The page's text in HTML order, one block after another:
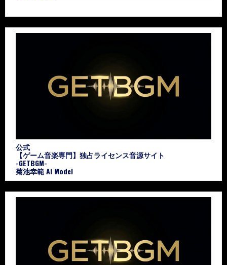
公式
【ゲーム音楽専門】独占ライセンス音源サイト
-GETBGM-
菊池幸範 AI Model